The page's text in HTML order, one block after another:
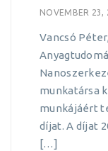
NOVEMBER 23,
Vancsó
munkatársa
munkájáért
díjat. A díjat
[…]